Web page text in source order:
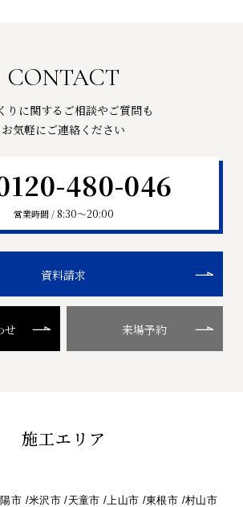
CONTACT
りに関するご相談やご質問も
お気軽にご連絡ください
480-046
営業時間 / 8:30〜20:00
資料請求
せ 来場予約
施工エリア
市 /米沢市 /天童市 /上山市 /東根市 /村山市